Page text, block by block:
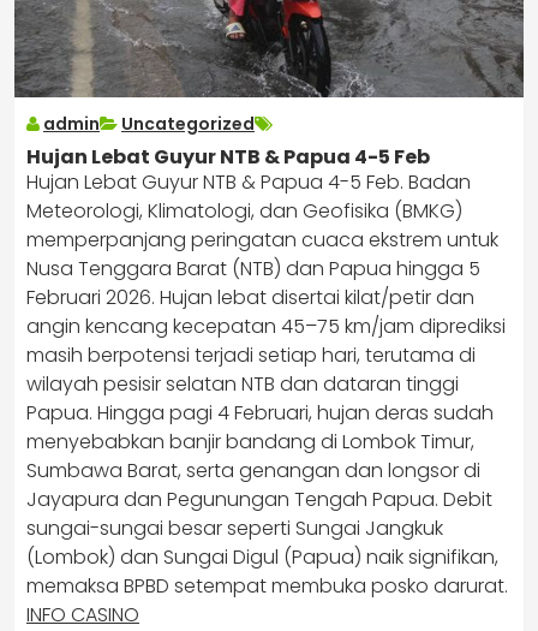
admin Uncategorized
Hujan Lebat Guyur NTB & Papua 4-5 Feb
Hujan Lebat Guyur NTB & Papua 4-5 Feb. Badan
Meteorologi, Klimatologi, dan Geofisika (BMKG)
memperpanjang peringatan cuaca ekstrem untuk
Nusa Tenggara Barat (NTB) dan Papua hingga 5
Februari 2026. Hujan lebat disertai kilat/petir dan
angin kencang kecepatan 45–75 km/jam diprediksi
masih berpotensi terjadi setiap hari, terutama di
wilayah pesisir selatan NTB dan dataran tinggi
Papua. Hingga pagi 4 Februari, hujan deras sudah
menyebabkan banjir bandang di Lombok Timur,
Sumbawa Barat, serta genangan dan longsor di
Jayapura dan Pegunungan Tengah Papua. Debit
sungai-sungai besar seperti Sungai Jangkuk
(Lombok) dan Sungai Digul (Papua) naik signifikan,
memaksa BPBD setempat membuka posko darurat.
INFO CASINO